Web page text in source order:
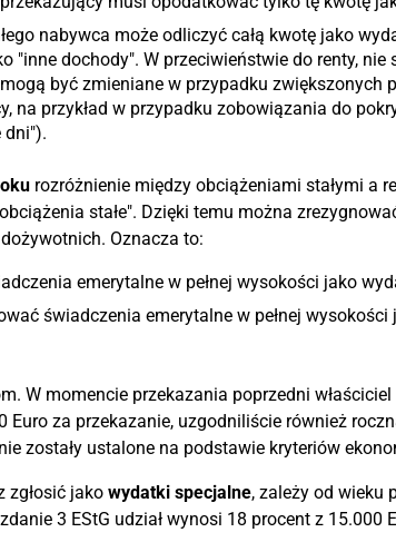
nabywca może odliczyć całą kwotę jako
"inne dochody". W przeciwieństwie do renty, nie
być zmieniane w przypadku zwiększonych
na przykład w przypadku zobowiązania do
dni").
rozróżnienie między obciążeniami stałymi a
stałe". Dzięki temu można
Oznacza to:
emerytalne w pełnej wysokości jako
świadczenia emerytalne w pełnej
W momencie przekazania poprzedni
Euro za przekazanie, uzgodniliście również
zostały ustalone na podstawie kryteriów
zgłosić jako wydatki specjalne, zależy od wieku
3 EStG udział wynosi 18 procent z 15.000